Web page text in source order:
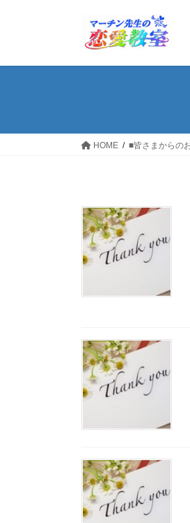
HOME ■皆さまからの